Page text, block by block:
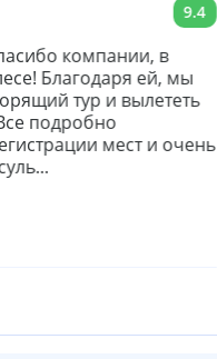
9.4
компании, в
Благодаря ей, мы
тур и вылететь
подробно
мест и очень